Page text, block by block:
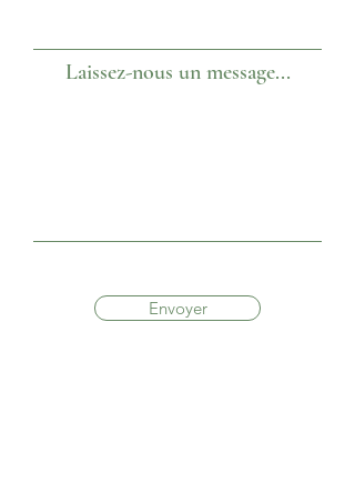
Laissez-nous un message...
Envoyer